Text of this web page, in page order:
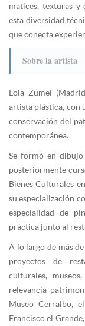
matices, texturas y
esta diversidad
que conecta
Sobre la artista
Lola Zumel
artista plástica, con
conservación del
contemporánea.
Se formó en
posteriormente
Bienes Culturales
su especialización
especialidad de
práctica junto al
A lo largo de más
proyectos de
culturales,
relevancia
Museo Cerralbo,
Francisco el